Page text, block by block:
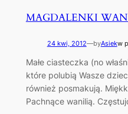
MAGDALENKI
24 kwi, 2012—byAsiekw
Małe ciasteczka (no
które polubią Wasze
również posmakują.
Pachnące wanilią.